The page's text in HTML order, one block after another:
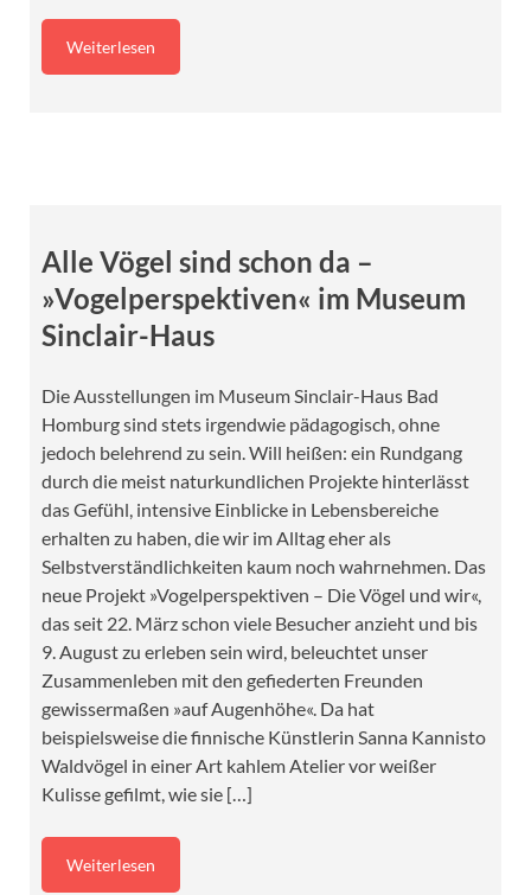
Weiterlesen
Alle Vögel sind schon da –
»Vogelperspektiven« im Museum
Sinclair-Haus
Die Ausstellungen im Museum Sinclair-Haus Bad
Homburg sind stets irgendwie pädagogisch, ohne
jedoch belehrend zu sein. Will heißen: ein Rundgang
durch die meist naturkundlichen Projekte hinterlässt
das Gefühl, intensive Einblicke in Lebensbereiche
erhalten zu haben, die wir im Alltag eher als
Selbstverständlichkeiten kaum noch wahrnehmen. Das
neue Projekt »Vogelperspektiven – Die Vögel und wir«,
das seit 22. März schon viele Besucher anzieht und bis
9. August zu erleben sein wird, beleuchtet unser
Zusammenleben mit den gefiederten Freunden
gewissermaßen »auf Augenhöhe«. Da hat
beispielsweise die finnische Künstlerin Sanna Kannisto
Waldvögel in einer Art kahlem Atelier vor weißer
Kulisse gefilmt, wie sie […]
Weiterlesen